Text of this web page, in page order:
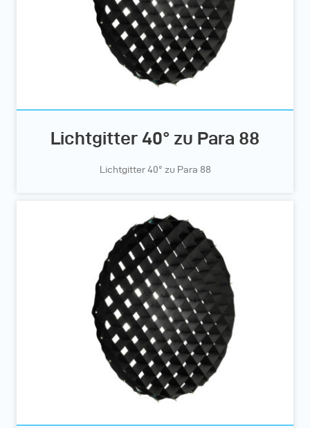
Lichtgitter 40° zu Para 88
Lichtgitter 40° zu Para 88